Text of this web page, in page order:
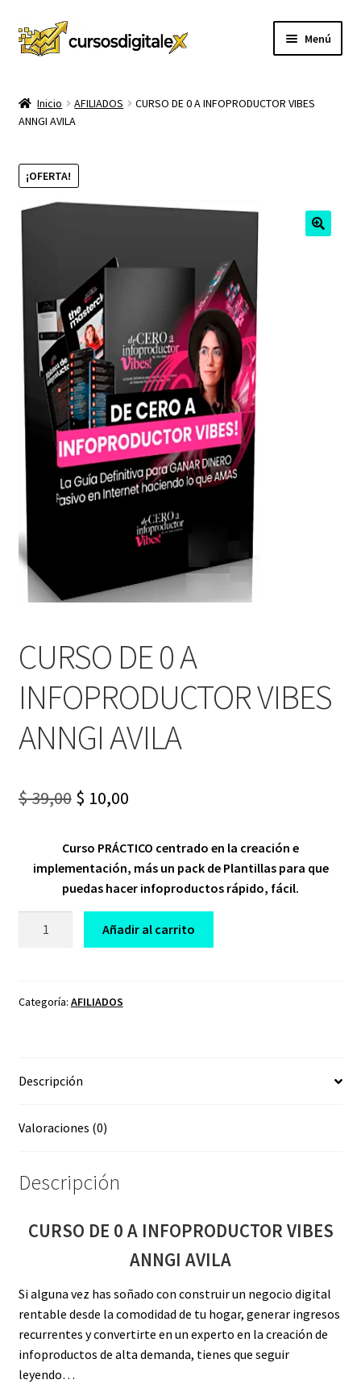
Ir
a
Ir
al
Menú
TIENDA
CURSOS
hijo
MEMBRESIA
MI CUENTA
CARRITO
CONTACTO
Inicio AFILIADOS
CURSO DE 0 A INFOPRODUCTOR VIBES
ANNGI AVILA
¡OFERTA!
CURSO DE 0 A
INFOPRODUCTOR VIBES
ANNGI AVILA
$39,00 Original
was:
$ 39,00.
$ 10,00Current
is:
$ 10,00.
Curso PRÁCTICO centrado en la creación e
implementación, más un pack de Plantillas para que
puedas hacer infoproductos rápido, fácil.
INFOPRODUCTOR
cantidad
Añadir al carrito
Categoría: AFILIADOS
Descripción
Valoraciones (0)
Descripción
CURSO DE 0 A INFOPRODUCTOR VIBES
ANNGI AVILA
Si alguna vez has soñado con construir un negocio digital
rentable desde la comodidad de tu hogar, generar ingresos
recurrentes y convertirte en un experto en la creación de
infoproductos de alta demanda, tienes que seguir
leyendo…